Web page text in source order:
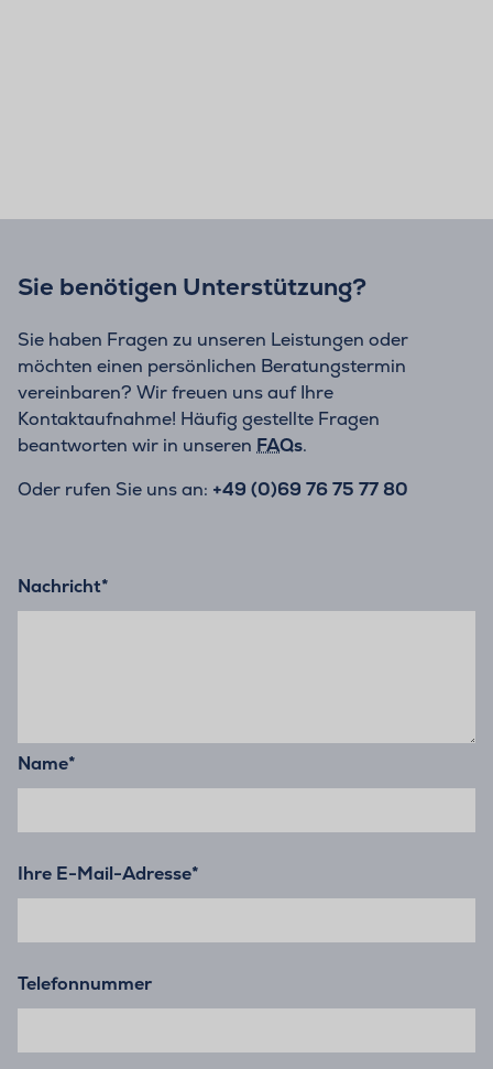
Sie benötigen Unterstützung?
Sie haben Fragen zu unseren Leistungen oder
möchten einen persönlichen Beratungstermin
vereinbaren? Wir freuen uns auf Ihre
Kontaktaufnahme! Häufig gestellte Fragen
beantworten wir in unseren FAQs.
Oder rufen Sie uns an: +49 (0)69 76 75 77 80
Nachricht*
Name*
Ihre E-Mail-Adresse*
Telefonnummer